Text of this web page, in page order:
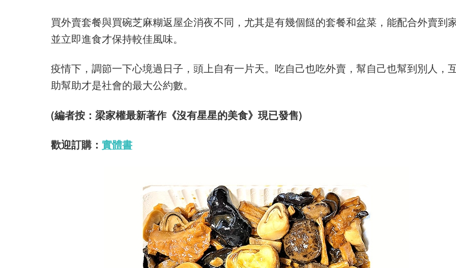
買外賣套餐與買碗芝麻糊返屋企消夜不同，尤其是有幾個餸的套餐和盆菜，能配合外賣到
並立即進食才保持較佳風味。
疫情下，調節一下心境過日子，頭上自有一片天。吃自己也吃外賣，幫自己也幫到別人，
助幫助才是社會的最大公約數。
(編者按：梁家權最新著作《沒有星星的美食》現已發售)
歡迎訂購： 實體書